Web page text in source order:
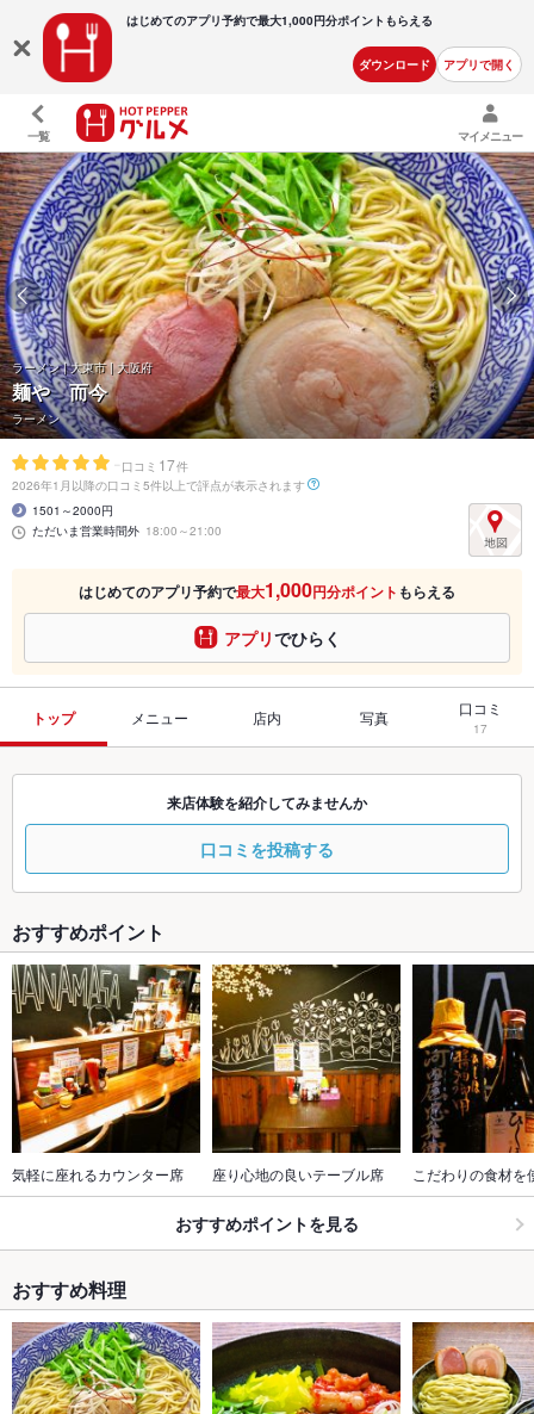
はじめてのアプリ予約で最大1,000円分ポイントもらえる
ダウンロード アプリで開く
一覧 マイメニュー
ラーメン | 大東市 | 大阪府
麺や 而今
ラーメン
- 口コミ 17件
2026年1月以降の口コミ5件以上で評点が表示されます
1501～2000円
ただいま営業時間外 18:00～21:00
はじめてのアプリ予約で最大1,000円分ポイント もらえる
アプリでひらく
トップ メニュー 店内 写真 口コミ
17
来店体験を紹介してみませんか
口コミを投稿する
おすすめポイント
気軽に座れるカウンター席 座り心地の良いテーブル席 こだわりの食材を
おすすめポイントを見る
おすすめ料理